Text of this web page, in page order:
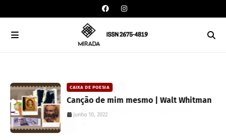
CAIXA DE POESIA
Canção de mim mesmo | Walt Whitman
junho 10, 2022
DAVISON SOUZA
10 anos da política de cotas raciais no
Brasil: um ponto de ruptura na
colonialidade